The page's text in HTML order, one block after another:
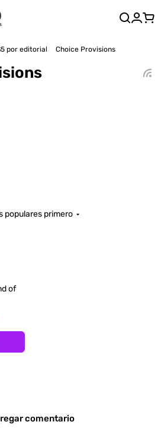
por editorial Choice Provisions
populares primero
of
comentario